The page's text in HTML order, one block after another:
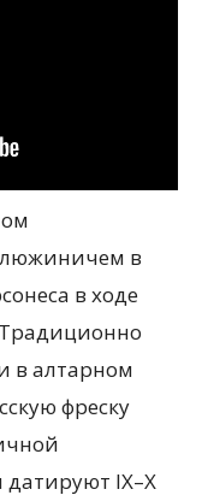
в
в ходе
в алтарном
фреску
IX–X